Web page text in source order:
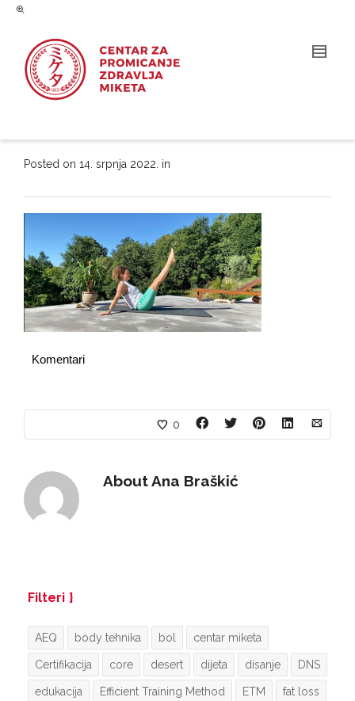
Posted on 14. srpnja 2022. in
Komentari
0
AboutAna Braškić
Filteri
AEQ body tehnika bol centar miketa
Certifikacija core desert dijeta disanje DNS
edukacija Efficient Training Method ETM fat loss